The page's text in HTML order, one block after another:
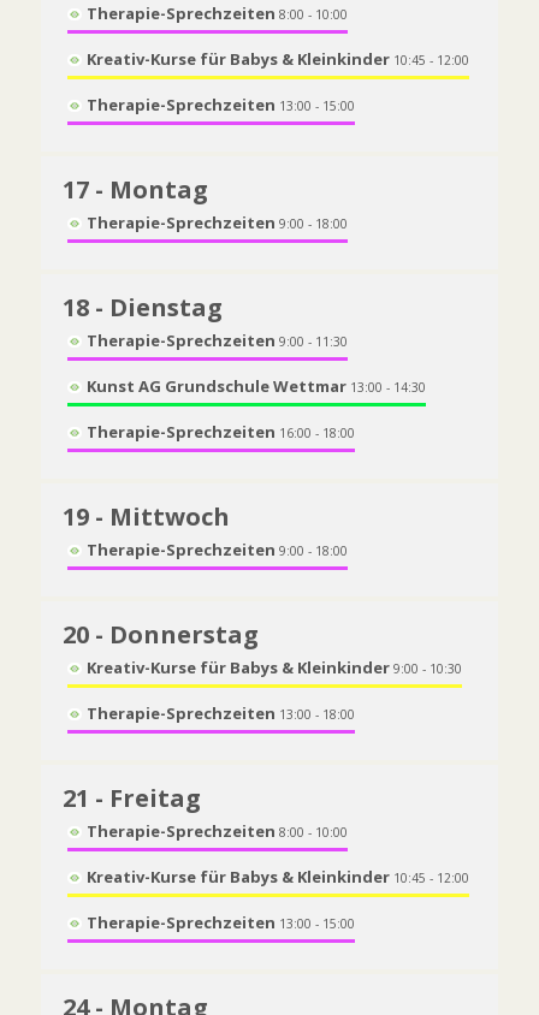
Therapie-Sprechzeiten 8:00 - 10:00
Kreativ-Kurse für Babys & Kleinkinder 10:45 - 12:00
Therapie-Sprechzeiten 13:00 - 15:00
17 - Montag
Therapie-Sprechzeiten 9:00 - 18:00
18 - Dienstag
Therapie-Sprechzeiten 9:00 - 11:30
Kunst AG Grundschule Wettmar 13:00 - 14:30
Therapie-Sprechzeiten 16:00 - 18:00
19 - Mittwoch
Therapie-Sprechzeiten 9:00 - 18:00
20 - Donnerstag
Kreativ-Kurse für Babys & Kleinkinder 9:00 - 10:30
Therapie-Sprechzeiten 13:00 - 18:00
21 - Freitag
Therapie-Sprechzeiten 8:00 - 10:00
Kreativ-Kurse für Babys & Kleinkinder 10:45 - 12:00
Therapie-Sprechzeiten 13:00 - 15:00
24- Montag